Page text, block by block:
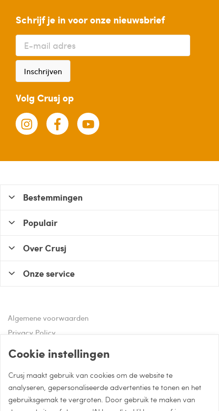
Schrijf je in voor onze nieuwsbrief
Inschrijven
Volg Crusj op
Hulp of advies nodig?
Bel naar 085 - 0043 015
Bestemmingen
Populair
Over Crusj
Onze service
Algemene voorwaarden
Privacy Policy
Cookie instellingen
Crusj maakt gebruik van cookies om de website te
analyseren, gepersonaliseerde advertenties te tonen en het
gebruiksgemak te vergroten. Door gebruik te maken van